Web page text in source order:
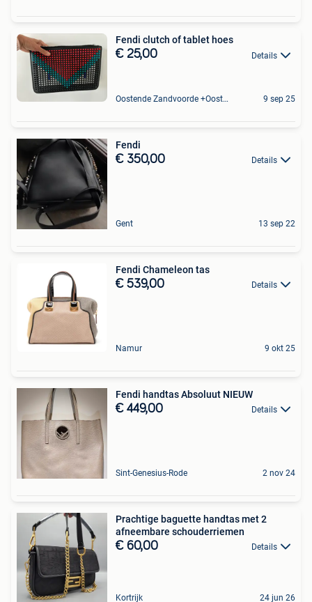
Fendi clutch of tablet hoes
€ 25,00 Details
Oostende Zandvoorde +Oostende 9 sep 25
Fendi
€ 350,00 Details
Gent 13 sep 22
Fendi Chameleon tas
€ 539,00 Details
Namur 9 okt 25
Fendi handtas Absoluut NIEUW
€ 449,00 Details
Sint-Genesius-Rode 2 nov 24
Prachtige baguette handtas met 2
afneembare schouderriemen
€ 60,00 Details
Kortrijk 24 jun 26